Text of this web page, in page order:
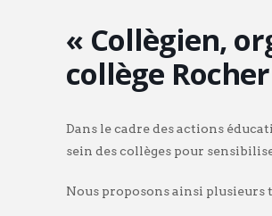
« Collègien,
collège
Dans le cadre des actions
sein des collèges pour
Nous proposons ainsi plusieurs